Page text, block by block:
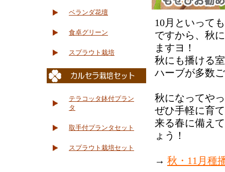
ベランダ花壇
食卓グリーン
スプラウト栽培
テラコッタ鉢付プラン
タ
取手付プランタセット
スプラウト栽培セット
10月といって
ですから、秋
ますヨ！
秋にも播ける
ハーブが多数
秋になってや
ぜひ手軽に育
来る春に備え
ょう！
→ 秋・11月種